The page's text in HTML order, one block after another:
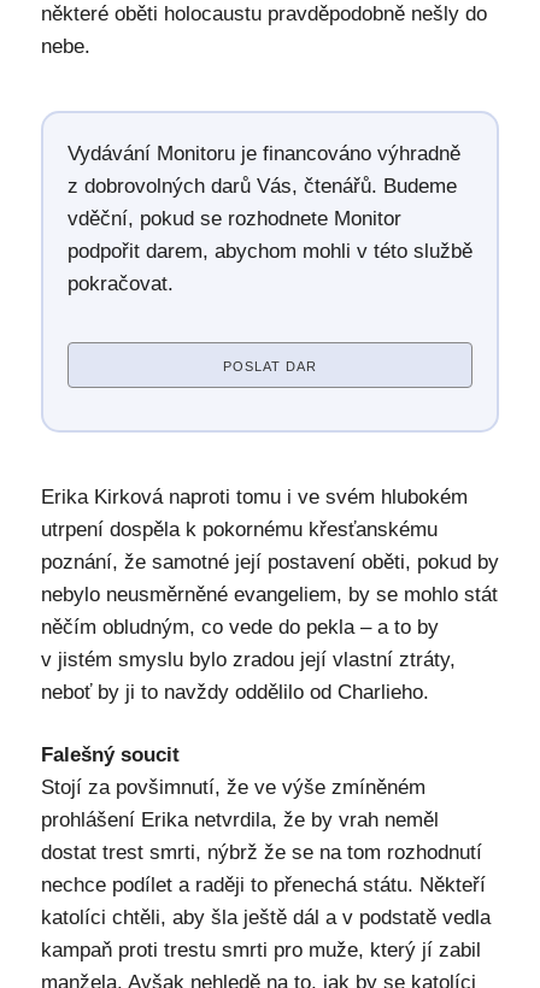
některé oběti holocaustu pravděpodobně nešly do
nebe.
Vydávání Monitoru je financováno výhradně
z dobrovolných darů Vás, čtenářů. Budeme
vděční, pokud se rozhodnete Monitor
podpořit darem, abychom mohli v této službě
pokračovat.
POSLAT DAR
Erika Kirková naproti tomu i ve svém hlubokém
utrpení dospěla k pokornému křesťanskému
poznání, že samotné její postavení oběti, pokud by
nebylo neusměrněné evangeliem, by se mohlo stát
něčím obludným, co vede do pekla – a to by
v jistém smyslu bylo zradou její vlastní ztráty,
neboť by ji to navždy oddělilo od Charlieho.
Falešný soucit
Stojí za povšimnutí, že ve výše zmíněném
prohlášení Erika netvrdila, že by vrah neměl
dostat trest smrti, nýbrž že se na tom rozhodnutí
nechce podílet a raději to přenechá státu. Někteří
katolíci chtěli, aby šla ještě dál a v podstatě vedla
kampaň proti trestu smrti pro muže, který jí zabil
manžela. Avšak nehledě na to, jak by se katolíci